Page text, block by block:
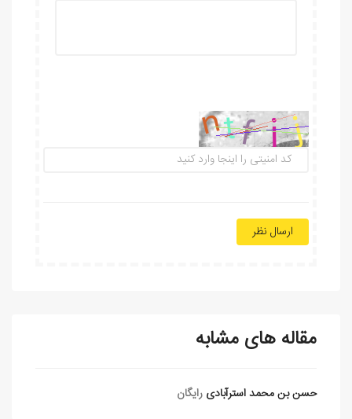
ارسال نظر
مقاله های مشابه
حسن بن محمد استرآبادی رایگان